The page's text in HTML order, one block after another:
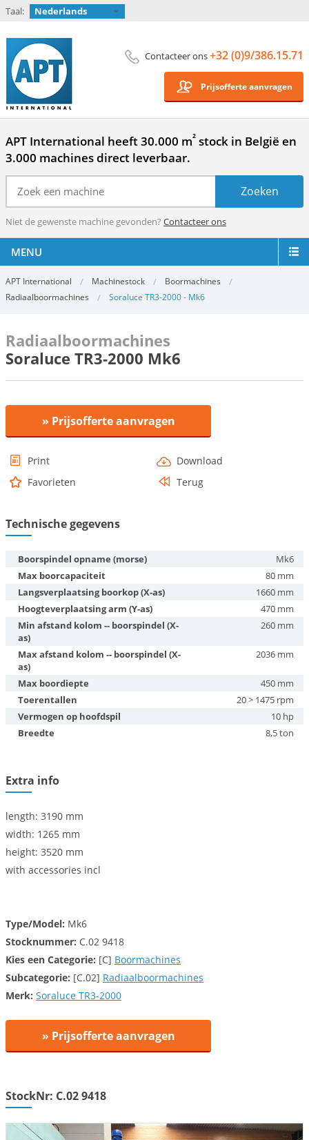
Taal: Nederlands
Contacteer ons+32 (0)9/386.15.71
Prijsofferte aanvragen
APT International heeft 30.000 m² stock in België en
3.000 machines direct leverbaar.
Niet de gewenste machine gevonden? Contacteer ons
MENU
APT International Machinestock
Boormachines
Radiaalboormachines
Soraluce TR3-2000 - Mk6
Radiaalboormachines
Soraluce TR3-2000 Mk6
» Prijsofferte aanvragen
Print
Download
Favorieten
Terug
Technische gegevens
Boorspindel opname (morse)
Mk6
Max boorcapaciteit
80 mm
Langsverplaatsing boorkop (X-as)
1660 mm
Hoogteverplaatsing arm (Y-as)
470 mm
Min afstand kolom -- boorspindel (X-
as)
260 mm
Max afstand kolom -- boorspindel (X-
as)
2036 mm
Max boordiepte
450 mm
Toerentallen
20 > 1475 rpm
Vermogen op hoofdspil
10 hp
Breedte
8,5 ton
Extra info
length: 3190 mm
width: 1265 mm
height: 3520 mm
with accessories incl
Type/Model: Mk6
Stocknummer: C.02 9418
Kies een Categorie: [C] Boormachines
Subcategorie: [C.02] Radiaalboormachines
Merk: Soraluce TR3-2000
» Prijsofferte aanvragen
StockNr: C.02 9418